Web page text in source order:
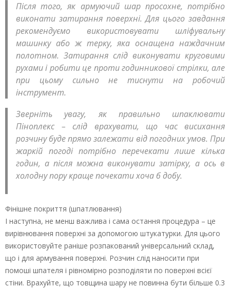
Після того, як армуючий шар просохне, потрібно
виконати затирання поверхні. Для цього завдання
рекомендуємо використовувати шліфувальну
машинку або ж терку, яка оснащена наждачним
полотном. Затирання слід виконувати круговими
рухами і робити це проти годинникової стрілки, але
при цьому сильно не тиснути на робочий
інструмент.
Зверніть увагу, як правильно шпаклювати
Піноплекс – слід врахувати, що час висихання
розчину буде прямо залежати від погодних умов. При
жаркій погоді потрібно перечекати лише кілька
годин, а після можна виконувати затірку, а ось в
холодну пору краще почекати хоча б добу.
Фінішне покриття (шпатлювання)
І наступна, не менш важлива і сама остання процедура – це
вирівнювання поверхні за допомогою штукатурки. Для цього
використовуйте раніше розпакований універсальний склад,
що і для армування поверхні. Розчин слід наносити при
помоші шпателя і рівномірно розподіляти по поверхні всієї
стіни. Врахуйте, що товщина шару не повинна бути більше 0.3